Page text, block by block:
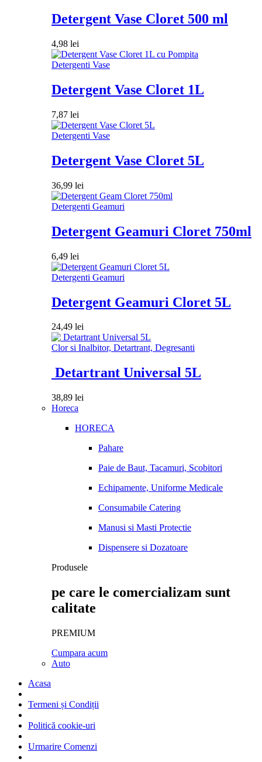
Detergent Vase Cloret 500 ml
4,98 lei
Detergenti Vase
Detergent Vase Cloret 1L
7,87 lei
Detergenti Vase
Detergent Vase Cloret 5L
36,99 lei
Detergenti Geamuri
Detergent Geamuri Cloret 750ml
6,49 lei
Detergenti Geamuri
Detergent Geamuri Cloret 5L
24,49 lei
Clor si Inalbitor, Detartrant, Degresanti
Detartrant Universal 5L
38,89 lei
Horeca
HORECA
Pahare
Paie de Baut, Tacamuri, Scobitori
Echipamente, Uniforme Medicale
Consumabile Catering
Manusi si Masti Protectie
Dispensere si Dozatoare
Produsele
pe care le comercializam sunt
calitate
PREMIUM
Cumpara acum
Auto
Acasa
Termeni și Condiții
Politică cookie-uri
Urmarire Comenzi